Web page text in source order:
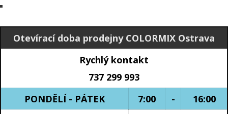
Otevírací doba prodejny COLORMIX Ostrava
Rychlý kontakt
737 299 993
PONDĚLÍ - PÁTEK
7:00 -
16:00